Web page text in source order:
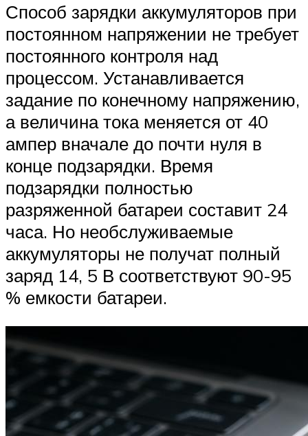
Способ зарядки аккумуляторов при
постоянном напряжении не требует
постоянного контроля над
процессом. Устанавливается
задание по конечному напряжению,
а величина тока меняется от 40
ампер вначале до почти нуля в
конце подзарядки. Время
подзарядки полностью
разряженной батареи составит 24
часа. Но необслуживаемые
аккумуляторы не получат полный
заряд 14, 5 В соответствуют 90-95
% емкости батареи.